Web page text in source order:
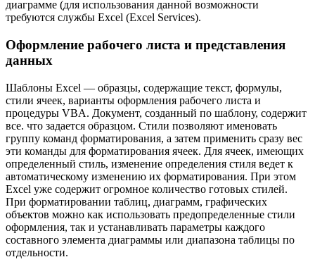
диаграмме (для использования данной возможности
требуются службы Excel (Excel Services).
Оформление рабочего листа и представления
данных
Шаблоны Excel — образцы, содержащие текст, формулы,
стили ячеек, варианты оформления рабочего листа и
процедуры VBA. Документ, созданный по шаблону, содержит
все. что задается образцом. Стили позволяют именовать
группу команд форматирования, а затем применить сразу вес
эти команды для форматирования ячеек. Для ячеек, имеющих
определенный стиль, изменение определения стиля ведет к
автоматическому изменению их форматирования. При этом
Excel уже содержит огромное количество готовых стилей.
При форматировании таблиц, диаграмм, графических
объектов можно как использовать предопределенные стили
оформления, так и устанавливать параметры каждого
составного элемента диаграммы или диапазона таблицы по
отдельности.